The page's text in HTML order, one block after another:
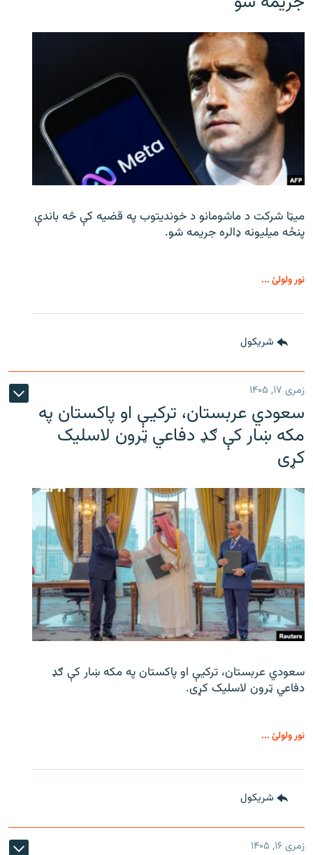
میټا شرکت د ماشومانو د خوندیتوب په قضیه کې څه باندې
پنځه میلیونه ډالره جریمه شو.
نور ولولئ ...
شريکول
زمری ۱۷, ۱۴۰۵
سعودي عربستان، ترکیې او پاکستان په
مکه ښار کې ګډ دفاعي ټرون لاسلیک
کړی
سعودي عربستان، ترکیې او پاکستان په مکه ښار کې ګډ
دفاعي ټرون لاسلیک کړی.
نور ولولئ ...
شريکول
زمری ۱۶, ۱۴۰۵